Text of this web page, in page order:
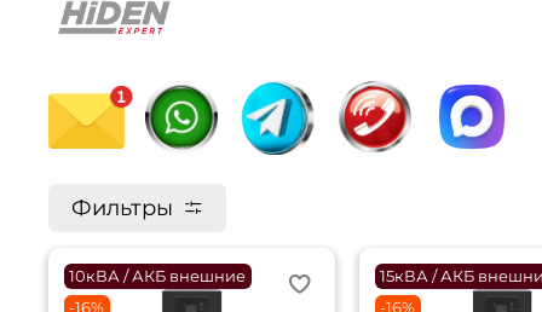
Фильтры
10кВА / АКБ внешние
-16%
15кВА / АКБ
-16%